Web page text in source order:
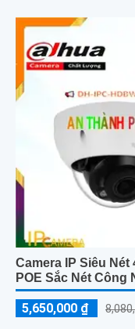
Camera IP Siêu Nét
POE Sắc Nét Công
5,650,000 ₫